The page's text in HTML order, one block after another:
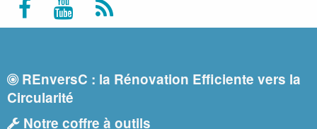
REnversC : la Rénovation Efficiente vers la
Circularité
Notre coffre à outils